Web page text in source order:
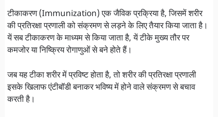
टीकाकरण (Immunization) एक जैविक प्रक्रिया है, जिसमें शरीर
की प्रतिरक्षा प्रणाली को संक्रमण से लड़ने के लिए तैयार किया जाता है।
यें सब टीकाकरण के माध्यम से किया जाता है, यें टीके मुख्य तौर पर
कमजोर या निष्क्रिय रोगाणुओं से बने होते हैं।
जब यह टीका शरीर में प्रविष्ट होता है, तो शरीर की प्रतिरक्षा प्रणाली
इसके खिलाफ एंटीबॉडी बनाकर भविष्य में होने वाले संक्रमण से बचाव
करती है।